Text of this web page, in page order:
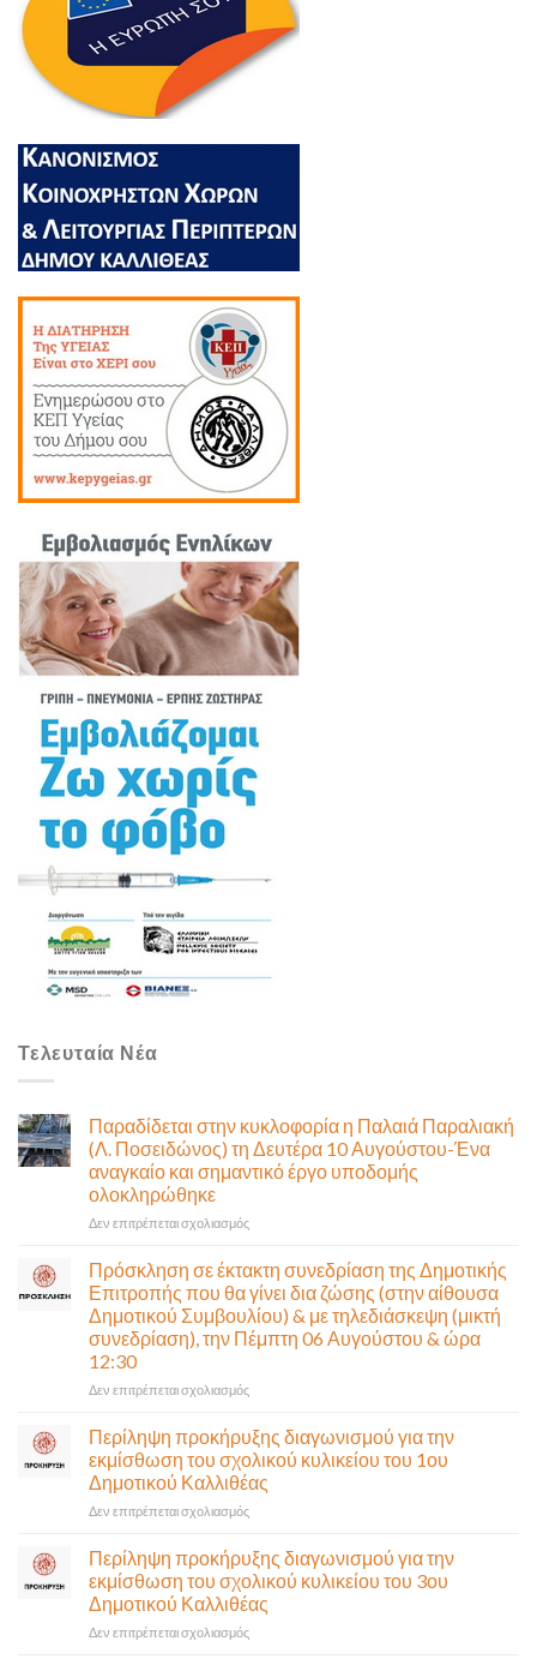
Τελευταία Νέα
Παραδίδεται στην κυκλοφορία η Παλαιά Παραλιακή
(Λ. Ποσειδώνος) τη Δευτέρα 10 Αυγούστου-Ένα
αναγκαίο και σημαντικό έργο υποδομής
ολοκληρώθηκε
Δεν επιτρέπεται σχολιασμόςστο
κυκλοφορία
η
Παλαιά
Παραλιακή
Ποσειδώνος)
10
Αυγούστου-
Ένα
αναγκαίο
σημαντικό
έργο
υποδομής
ολοκληρώθηκε
Πρόσκληση σε έκτακτη συνεδρίαση της Δημοτικής
Επιτροπής που θα γίνει δια ζώσης (στην αίθουσα
Δημοτικού Συμβουλίου) & με τηλεδιάσκεψη (μικτή
συνεδρίαση), την Πέμπτη 06 Αυγούστου & ώρα
12:30
Δεν επιτρέπεται σχολιασμόςστο
σε
έκτακτη
συνεδρίαση
της
Δημοτικής
που
θα
γίνει
δια
ζώσης
Περίληψη προκήρυξης διαγωνισμού για την
εκμίσθωση του σχολικού κυλικείου του 1ου
Δημοτικού Καλλιθέας
Δεν επιτρέπεται σχολιασμόςστο
προκήρυξης
διαγωνισμού
για
την
εκμίσθωση
Περίληψη προκήρυξης διαγωνισμού για την
εκμίσθωση του σχολικού κυλικείου του 3ου
Δημοτικού Καλλιθέας
Δεν επιτρέπεται σχολιασμόςστο